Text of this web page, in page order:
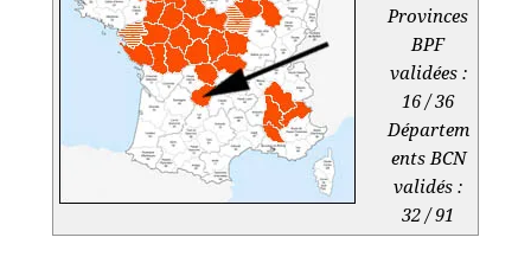
Provinces
BPF
validées :
16 / 36
Départem
ents BCN
validés :
32 / 91